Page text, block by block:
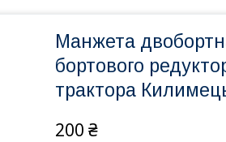
Манжета
бортового
трактора
200 ₴